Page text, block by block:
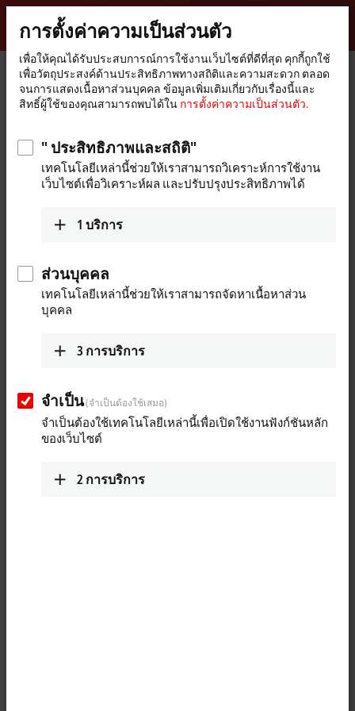
Beckhoff
-
New
Automation
Technology
myBeckhoff
หน้า
หลัก
Products I/O I/O news
I/O news
การตั้งค่าความเป็นส่วนตัว
เพื่อให้คุณได้รับประสบการณ์การใช้งานเว็บไซต์ที่ดีที่สุด คุกกี้ถูกใช้
เพื่อวัตถุประสงค์ด้านประสิทธิภาพทางสถิติและความสะดวก ตลอด
จนการแสดงเนื้อหาส่วนบุคคล ข้อมูลเพิ่มเติมเกี่ยวกับเรื่องนี้และ
สิทธิ์ผู้ใช้ของคุณสามารถพบได้ใน การตั้งค่าความเป็นส่วนตัว.
" ประสิทธิภาพและสถิติ"
เทคโนโลยีเหล่านี้ช่วยให้เราสามารถวิเคราะห์การใช้งาน
เว็บไซต์เพื่อวิเคราะห์ผล และปรับปรุงประสิทธิภาพได้
1 บริการ
ส่วนบุคคล
เทคโนโลยีเหล่านี้ช่วยให้เราสามารถจัดหาเนื้อหาส่วน
บุคคล
3 การบริการ
จำเป็น(จำเป็นต้องใช้เสมอ)
จำเป็นต้องใช้เทคโนโลยีเหล่านี้เพื่อเปิดใช้งานฟังก์ชันหลัก
ของเว็บไซต์
2 การบริการ